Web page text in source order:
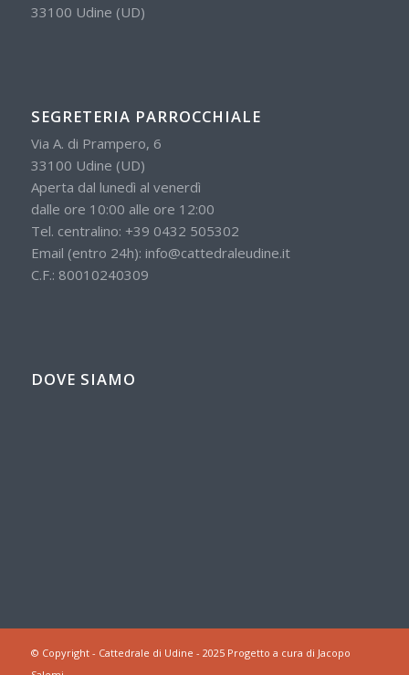
33100 Udine (UD)
SEGRETERIA PARROCCHIALE
Via A. di Prampero, 6
33100 Udine (UD)
Aperta dal lunedì al venerdì
dalle ore 10:00 alle ore 12:00
Tel. centralino: +39 0432 505302
Email (entro 24h): info@cattedraleudine.it
C.F.: 80010240309
DOVE SIAMO
© Copyright - Cattedrale di Udine - 2025 Progetto a cura di Jacopo